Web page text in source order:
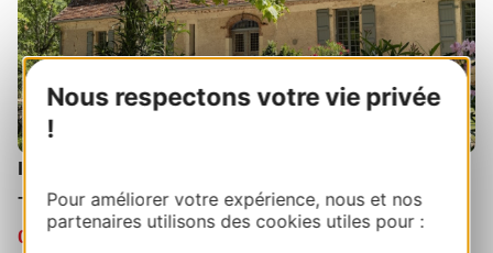
Nous respectons votre vie privée
!
Pour améliorer votre expérience, nous et nos
partenaires utilisons des cookies utiles pour :
Inauguration officielle des Jardins Henri Martin
– Marquayrol à Labastide-du-Vert (Lot)
07 JUIL 2024